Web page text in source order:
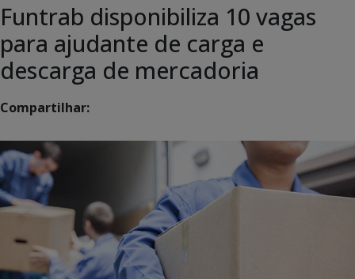
Funtrab disponibiliza 10 vagas
para ajudante de carga e
descarga de mercadoria
Compartilhar: